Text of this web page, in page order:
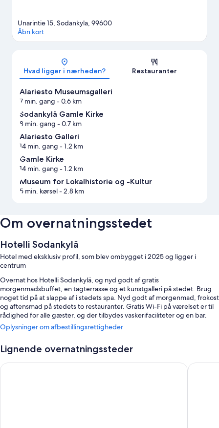
Unarintie 15, Sodankyla, 99600
Åbn kort
Hvad ligger i nærheden? Restauranter
Alariesto Museumsgalleri
7 min. gang - 0.6 km
Sodankylä Gamle Kirke
8 min. gang - 0.7 km
Alariesto Galleri
14 min. gang - 1.2 km
Gamle Kirke
14 min. gang - 1.2 km
Museum for Lokalhistorie og -Kultur
5 min. kørsel- 2.8 km
Om overnatningsstedet
Hotelli Sodankylä
Hotel med eksklusiv profil, som blev ombygget i 2025 og ligger i
centrum
Overnat hos Hotelli Sodankylä, og nyd godt af gratis
morgenmadsbuffet, en tagterrasse og et kunstgalleri på stedet. Brug
noget tid på at slappe af i stedets spa. Nyd godt af morgenmad, frokost
og aftensmad på stedets to restauranter. Gratis Wi-Fi på værelset er til
rådighed for alle gæster, og der tilbydes vaskerifaciliteter og en bar.
Du kan desuden få glæde af fordele som:
Gratis selvstændig parkering
Oplysninger om afbestillingsrettigheder
Lignende overnatningssteder
Santa's Hotel Aurora & Igloos Hotel